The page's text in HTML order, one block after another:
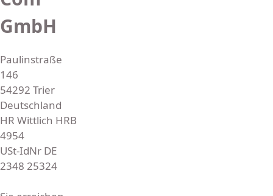
GmbH
Paulinstraße
146
54292 Trier
Deutschland
HR Wittlich HRB
4954
USt-IdNr DE
2348 25324